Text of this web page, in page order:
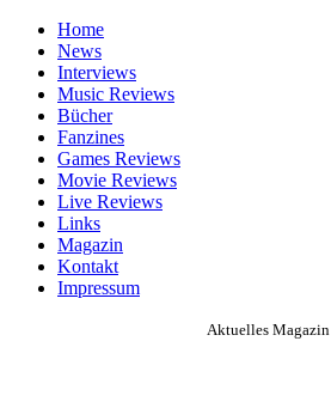
Home
News
Interviews
Music Reviews
Bücher
Fanzines
Games Reviews
Movie Reviews
Live Reviews
Links
Magazin
Kontakt
Impressum
Aktuelles Magazin